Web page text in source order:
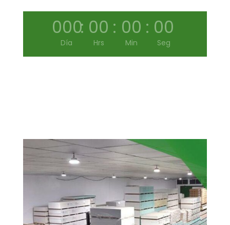
000
Día
: 00
Hrs
: 00
Min
: 00
Seg